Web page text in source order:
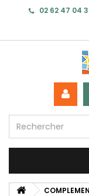
02 62 47 04